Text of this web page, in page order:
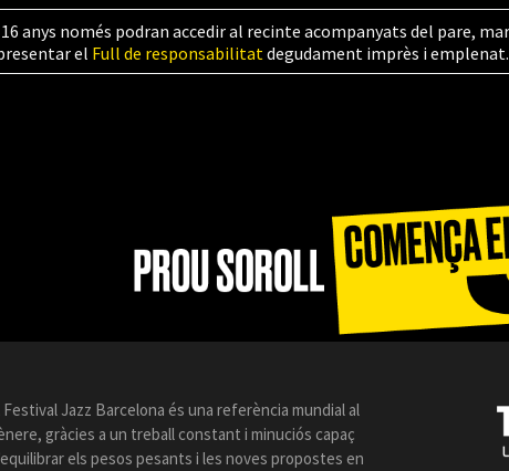
anys només podran accedir al recinte acompanyats del pare,
el Full de responsabilitat degudament imprès i emplenat.
Festival Jazz Barcelona és una referència mundial al
gràcies a un treball constant i minuciós capaç
els pesos pesants i les noves propostes en